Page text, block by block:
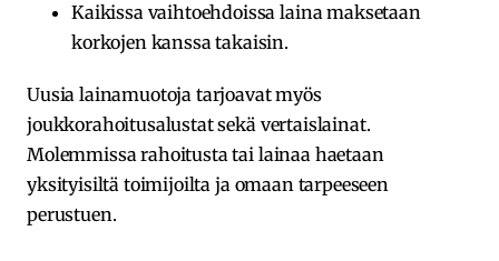
Kaikissa vaihtoehdoissa laina maksetaan
korkojen kanssa takaisin.
Uusia lainamuotoja tarjoavat myös
joukkorahoitusalustat sekä vertaislainat.
Molemmissa rahoitusta tai lainaa haetaan
yksityisiltä toimijoilta ja omaan tarpeeseen
perustuen.